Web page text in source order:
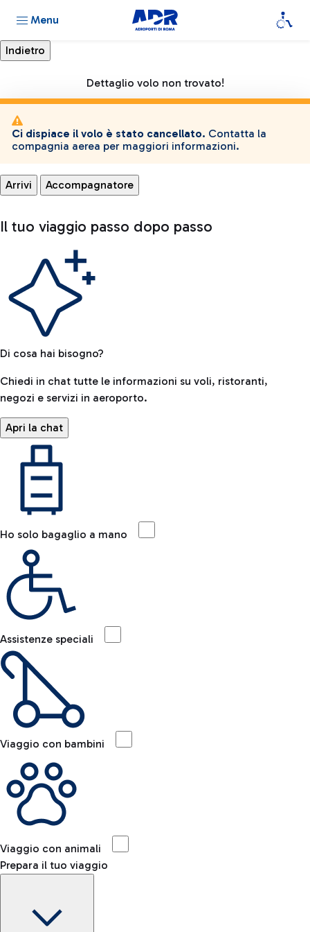
Menu
Dettaglio volo non trovato!
Ci dispiace il volo è stato cancellato. Contatta la
compagnia aerea per maggiori informazioni.
Arrivi Accompagnatore
Il tuo viaggio passo dopo passo
Di cosa hai bisogno?
Chiedi in chat tutte le informazioni su voli, ristoranti,
negozi e servizi in aeroporto.
Apri la chat
Ho solo bagaglio a mano
Assistenze speciali
Viaggio con bambini
Viaggio con animali
Prepara il tuo viaggio